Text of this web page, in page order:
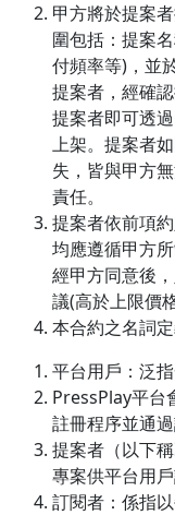
甲方將於提案
圍包括：提案
付頻率等)，並
提案者，經確
提案者即可透
上架。提案者
失，皆與甲方
責任。
提案者依前項
均應遵循甲方
經甲方同意後
議(高於上限價
本合約之名詞定
平台用戶：泛
PressPlay平台
註冊程序並通
提案者（以下
專案供平台用
訂閱者：係指